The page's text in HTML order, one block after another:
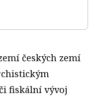
českých zemí
fiskální vývoj